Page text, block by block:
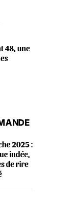
48, une
2025 :
indée,
de rire